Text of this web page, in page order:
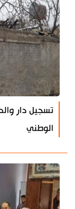
تسجيل دار
الوطني